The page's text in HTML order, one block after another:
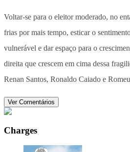
Voltar-se para o eleitor moderado, no
frias por mais tempo, esticar o
vulnerável e dar espaço para o
direita que crescem em cima dessa
Renan Santos, Ronaldo Caiado e
Ver Comentários
Charges